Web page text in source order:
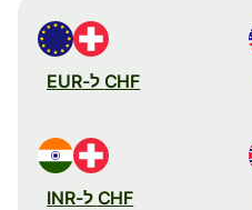
CHF ל-EUR
CHF ל-INR